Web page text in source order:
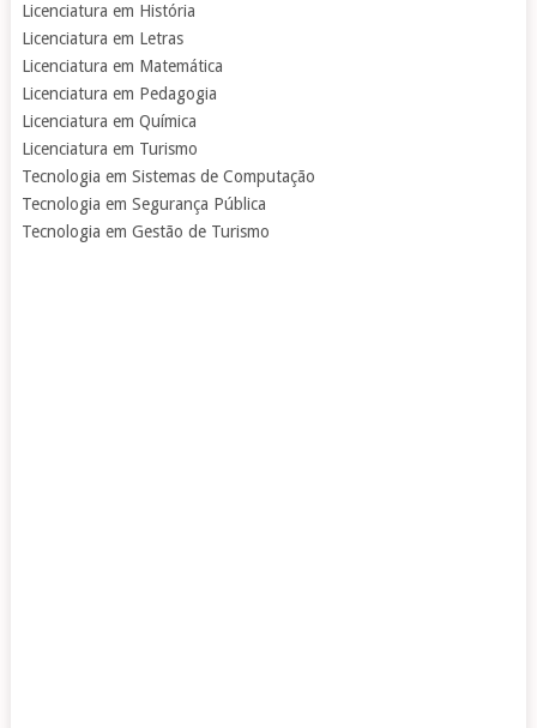
Licenciatura em História
Licenciatura em Letras
Licenciatura em Matemática
Licenciatura em Pedagogia
Licenciatura em Química
Licenciatura em Turismo
Tecnologia em Sistemas de Computação
Tecnologia em Segurança Pública
Tecnologia em Gestão de Turismo